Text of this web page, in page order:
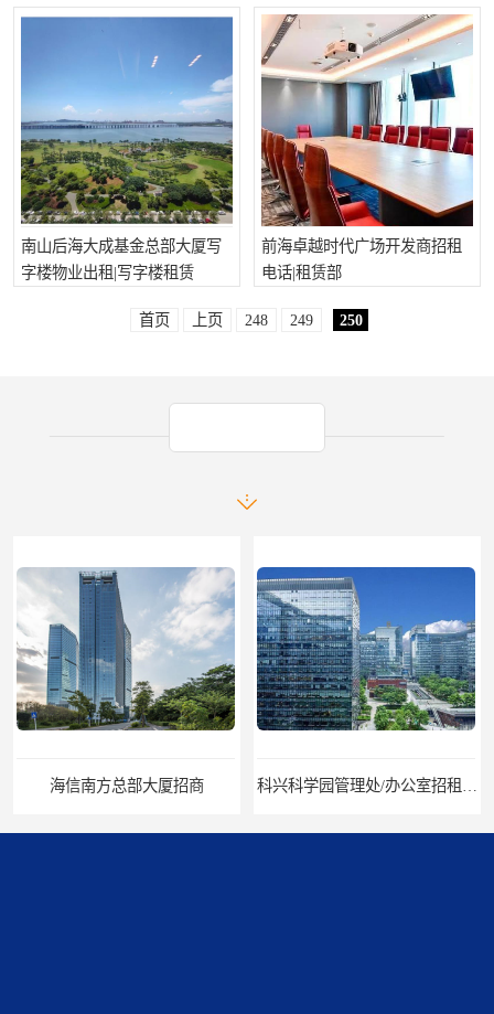
南山后海大成基金总部大厦写
字楼物业出租|写字楼租赁
前海卓越时代广场开发商招租
电话|租赁部
首页 上页 248 249 250
海信南方总部大厦招商 科兴科学园管理处/办公室招租/租金价格